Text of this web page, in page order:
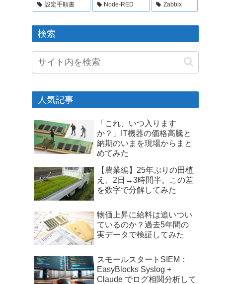
設定手順書 Node-RED Zabbix
検索
人気記事
「これ、いつ入ります
か？」IT機器の価格高騰と
納期のいまを現場からまと
めてみた
【農業編】25年ぶりの田植
え、2日→3時間半。この差
を数字で分解してみた
物価上昇に給料は追いつい
ているのか？過去5年間の
実データで検証してみた
スモールスタートSIEM：
EasyBlocks Syslog +
Claude でログ相関分析して